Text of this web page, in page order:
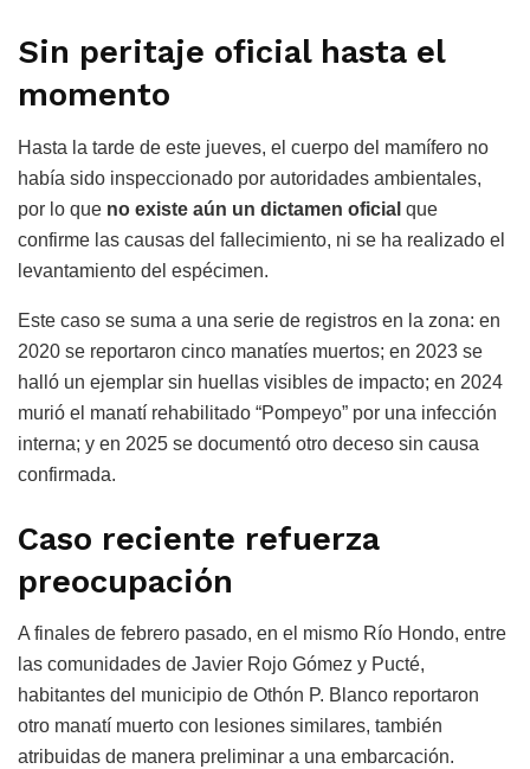
Sin peritaje oficial hasta el
momento
Hasta la tarde de este jueves, el cuerpo del mamífero no
había sido inspeccionado por autoridades ambientales,
por lo que no existe aún un dictamen oficial que
confirme las causas del fallecimiento, ni se ha realizado el
levantamiento del espécimen.
Este caso se suma a una serie de registros en la zona: en
2020 se reportaron cinco manatíes muertos; en 2023 se
halló un ejemplar sin huellas visibles de impacto; en 2024
murió el manatí rehabilitado “Pompeyo” por una infección
interna; y en 2025 se documentó otro deceso sin causa
confirmada.
Caso reciente refuerza
preocupación
A finales de febrero pasado, en el mismo Río Hondo, entre
las comunidades de Javier Rojo Gómez y Pucté,
habitantes del municipio de Othón P. Blanco reportaron
otro manatí muerto con lesiones similares, también
atribuidas de manera preliminar a una embarcación.